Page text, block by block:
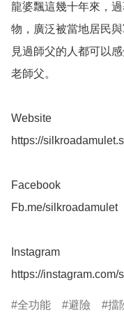
龍婆飄這幾十年來，
物，廣泛被當地居民與
見過師父的人都可以
老師父。
Website
https://
Facebook
Fb.me/silkroadamulet
Instagram
https://instagram.com/
全功能 避險 擋